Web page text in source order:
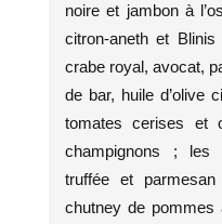
noire et jambon à
citron-aneth et
crabe royal, avocat,
de bar, huile d’olive
tomates cerises et
champignons ; les
truffée et
chutney de